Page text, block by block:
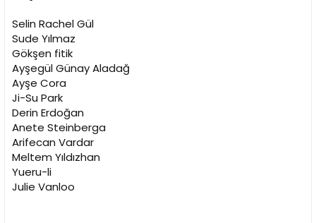
Selin Rachel Gül
Sude Yılmaz
Gökşen fitik
Ayşegül Günay Aladağ
Ayşe Cora
Ji-Su Park
Derin Erdoğan
Anete Steinberga
Arifecan Vardar
Meltem Yıldızhan
Yueru-li
Julie Vanloo